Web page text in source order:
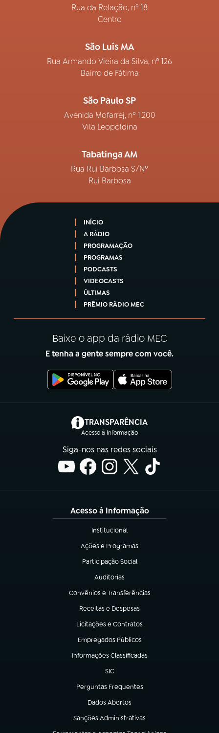
Rua da Relação, nº 18
Centro
São Luís MA
Rua Armando Vieira da Silva, nº 126
Bairro de Fátima
São Paulo SP
Avenida Mofarrej, nº 1.200
Vila Leopoldina
Tabatinga AM
Rua Rui Barbosa S/Nº
Rui Barbosa
INÍCIO
A RÁDIO
PROGRAMAÇÃO
PROGRAMAS
PODCASTS
VIDEOCASTS
ÚLTIMAS
PRÊMIO RÁDIO MEC
Baixe o app da rádio MEC
E tenha a gente sempre com você.
TRANSPARÊNCIA
Acesso à Informação
(abre em nova aba)
Siga-nos nas redes sociais
Acesso à Informação
Institucional
(abre em nova aba)
Ações e Programas
(abre em nova aba)
Participação Social
(abre em nova aba)
Auditorias
(abre em nova aba)
Convênios e Transferências
(abre em nova aba)
Receitas e Despesas
(abre em nova aba)
Licitações e Contratos
(abre em nova aba)
Empregados Públicos
(abre em nova aba)
Informações Classificadas
(abre em nova aba)
SIC
(abre em nova aba)
Perguntas Frequentes
(abre em nova aba)
Dados Abertos
(abre em nova aba)
Sanções Administrativas
(abre em nova aba)